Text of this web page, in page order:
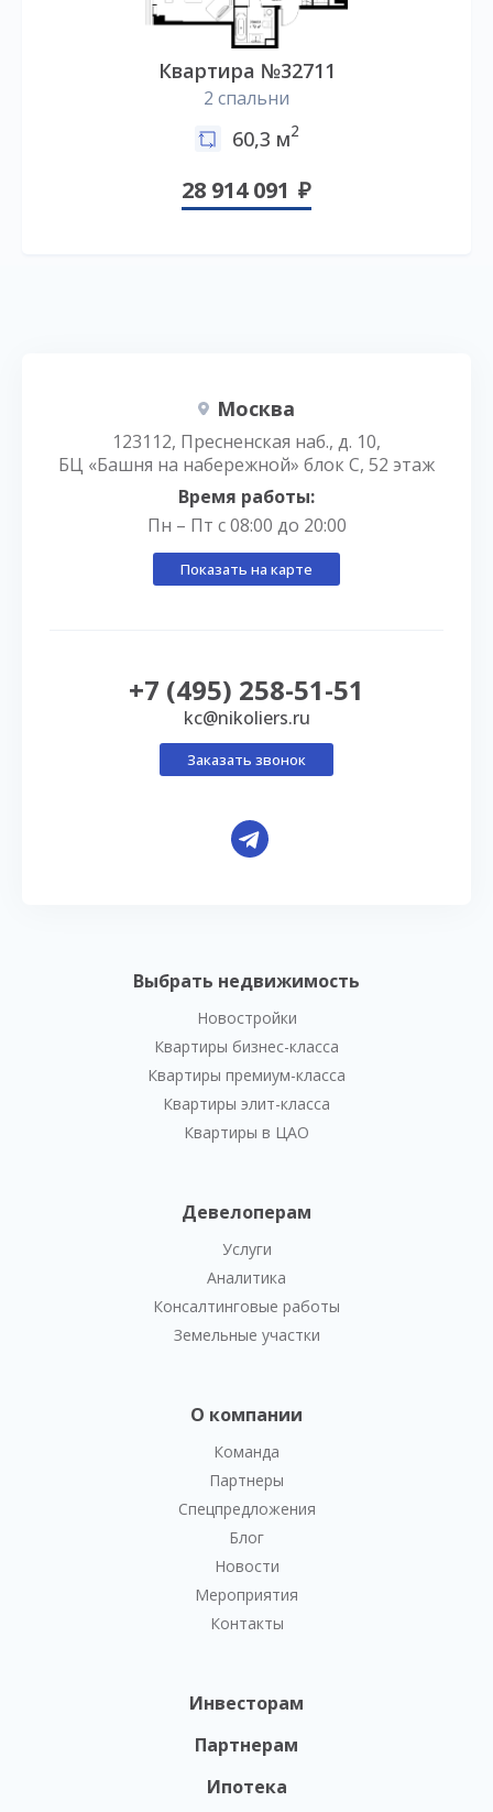
Квартира №32711
2 спальни
60,3 м2
28 914 091
Выбрать недвижимость
Новостройки
Квартиры бизнес-класса
Квартиры премиум-класса
Квартиры элит-класса
Квартиры в ЦАО
Девелоперам
Услуги
Аналитика
Консалтинговые работы
Земельные участки
О компании
Команда
Партнеры
Спецпредложения
Блог
Новости
Мероприятия
Контакты
Инвесторам
Партнерам
Ипотека
Москва
123112, Пресненская наб., д. 10,
БЦ «Башня на набережной» блок С, 52 этаж
Время работы:
Пн – Пт с 08:00 до 20:00
Показать на карте
+7 (495) 258-51-51
kc@nikoliers.ru
Заказать звонок